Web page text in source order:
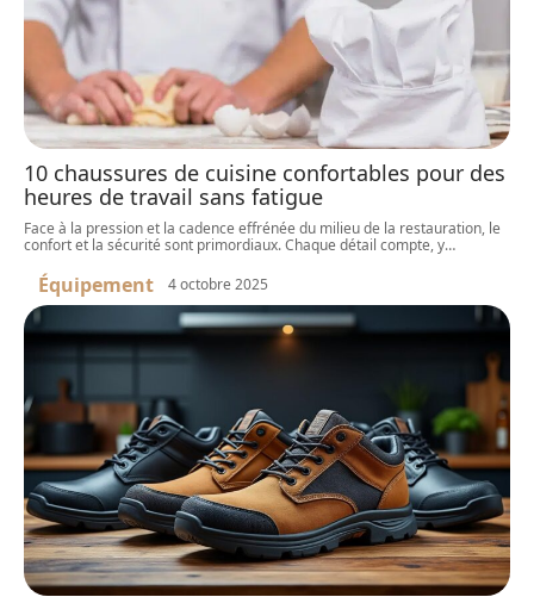
10 chaussures de cuisine confortables pour des
heures de travail sans fatigue
Face à la pression et la cadence effrénée du milieu de la restauration, le
confort et la sécurité sont primordiaux. Chaque détail compte, y…
Équipement 4 octobre 2025